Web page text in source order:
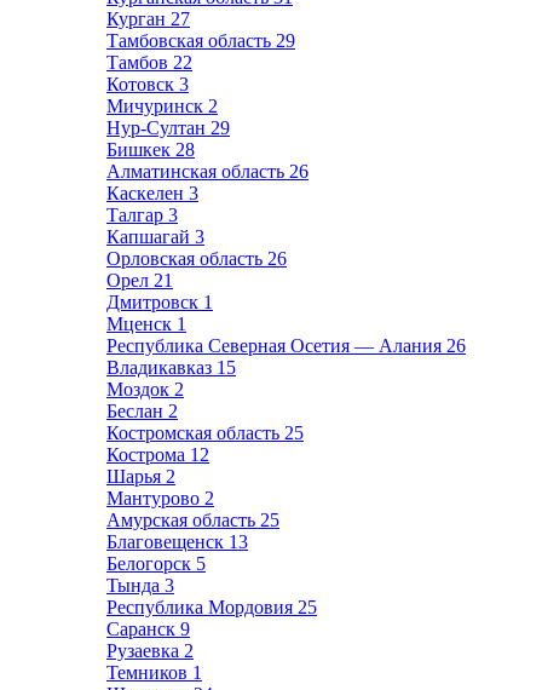
Курган 27
Тамбовская область 29
Тамбов 22
Котовск 3
Мичуринск 2
Нур-Султан 29
Бишкек 28
Алматинская область 26
Каскелен 3
Талгар 3
Капшагай 3
Орловская область 26
Орел 21
Дмитровск 1
Мценск 1
Республика Северная Осетия — Алания 26
Владикавказ 15
Моздок 2
Беслан 2
Костромская область 25
Кострома 12
Шарья 2
Мантурово 2
Амурская область 25
Благовещенск 13
Белогорск 5
Тында 3
Республика Мордовия 25
Саранск 9
Рузаевка 2
Темников 1